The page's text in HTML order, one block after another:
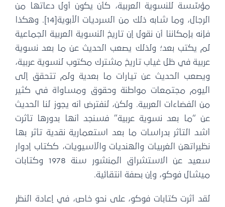
مؤسِّسة للنسوية العربية، كأن يكون أول دعاتها من
الرجال، وما شابه ذلك من السرديات الأبوية[14]. وهكذا
فإنه بإمكاننا أن نقول إن تاريخ النسوية العربية الجماعية
لم يكتب بعد؛ ولذلك يصعب الحديث عن ما بعد نسوية
عربية في ظل غياب تاريخ مشترك مكتوب لنسوية عربية،
ويصعب الحديث عن تيارات ما بعدية ولم تتحقق إلى
اليوم مجتمعات مواطنة وحقوق ومساواة في كثير
من الفضاءات العربية. ولكن، لنفترض أنه يجوز لنا الحديث
عن “ما بعد نسوية عربية” فسنجد أنها بدورها تأثرت
أشد التأثر بدراسات ما بعد استعمارية نقدية تأثر بها
نظيراتهن الغربيات والهنديات والآسيويات، ككتاب إدوار
سعيد عن الاستشراق المنشور سنة 1978 وكتابات
ميشال فوكو، وإن بصفة انتقائية.
لقد أثرت كتابات فوكو، على نحو خاص، في إعادة النظر